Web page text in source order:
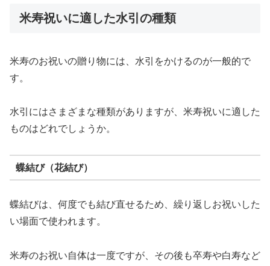
米寿祝いに適した水引の種類
米寿のお祝いの贈り物には、水引をかけるのが一般的で
す。
水引にはさまざまな種類がありますが、米寿祝いに適した
ものはどれでしょうか。
蝶結び（花結び）
蝶結びは、何度でも結び直せるため、繰り返しお祝いした
い場面で使われます。
米寿のお祝い自体は一度ですが、その後も卒寿や白寿など